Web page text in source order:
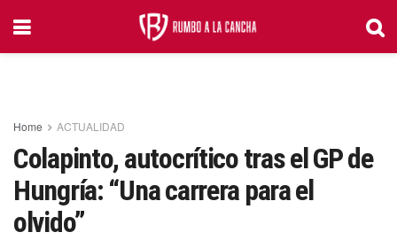
Home ACTUALIDAD
Colapinto, autocrítico tras el GP de
Hungría: “Una carrera para el
olvido”